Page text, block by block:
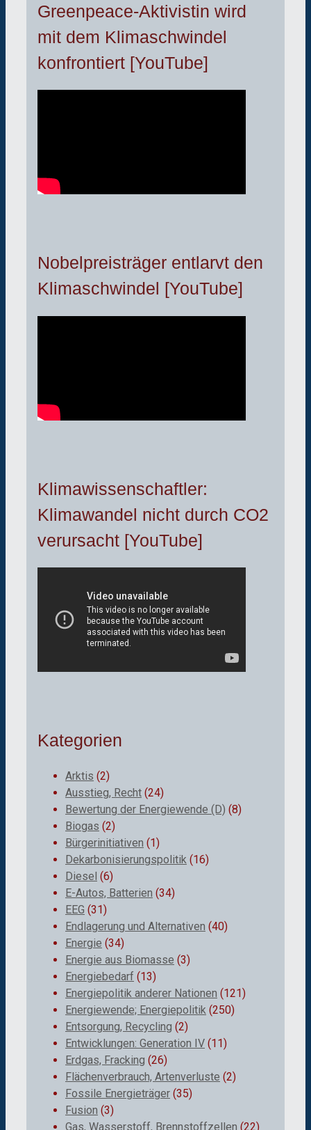
Greenpeace-Aktivistin wird
mit dem Klimaschwindel
konfrontiert [YouTube]
Nobelpreisträger entlarvt den
Klimaschwindel [YouTube]
Klimawissenschaftler:
Klimawandel nicht durch CO2
verursacht [YouTube]
Kategorien
Arktis (2)
Ausstieg, Recht (24)
Bewertung der Energiewende (D) (8)
Biogas (2)
Bürgerinitiativen (1)
Dekarbonisierungspolitik (16)
Diesel (6)
E-Autos, Batterien (34)
EEG (31)
Endlagerung und Alternativen (40)
Energie (34)
Energie aus Biomasse (3)
Energiebedarf (13)
Energiepolitik anderer Nationen (121)
Energiewende; Energiepolitik (250)
Entsorgung, Recycling (2)
Entwicklungen: Generation IV (11)
Erdgas, Fracking (26)
Flächenverbrauch, Artenverluste (2)
Fossile Energieträger (35)
Fusion (3)
Gas, Wasserstoff, Brennstoffzellen (22)